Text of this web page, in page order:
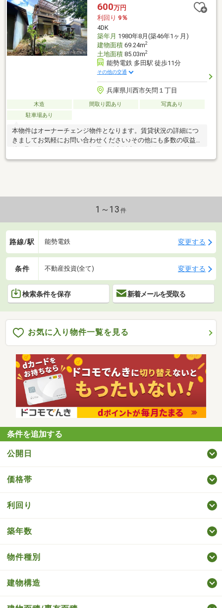
600万円
利回り 9％
4DK
築年月 1980年8月(築46年1ヶ月)
建物面積69.24m2
土地面積85.03m2
能勢電鉄 多田駅 徒歩11分
その他の交通
兵庫県川西市矢問１丁目
木造 間取り図あり
写真あり
駐車場あり
本物件はオーナーチェンジ物件となります。賃貸状況の詳細につ
きましてお気軽にお問い合わせください♪その他にも多数の収益物
杯ご対応致します！
1～13 件
路線/駅 能勢電鉄 変更する
条件 不動産投資(全て) 変更する
検索条件を保存 新着メールを受取る
お気に入り物件一覧を見る
条件を追加する
公開日
価格帯
利回り
築年数
物件種別
建物構造